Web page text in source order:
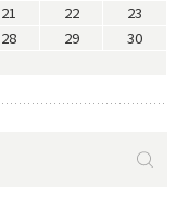
21 22
23
28 29
30